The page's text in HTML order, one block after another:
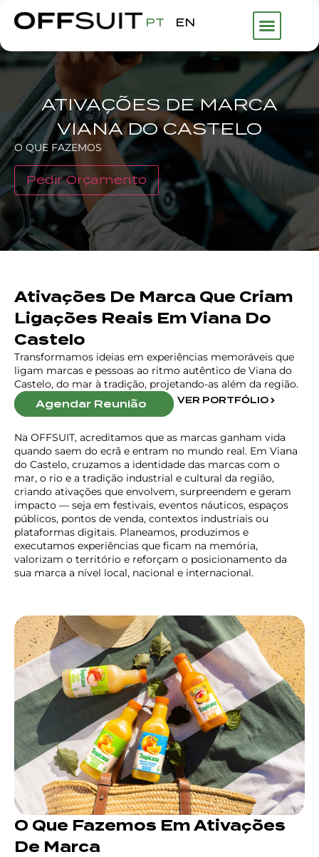
PT EN
ATIVAÇÕES DE MARCA
VIANA DO CASTELO
O QUE FAZEMOS
Pedir Orçamento
Ativações De Marca Que Criam
Ligações Reais Em Viana Do
Castelo
Transformamos ideias em experiências memoráveis que
ligam marcas e pessoas ao ritmo autêntico de Viana do
Castelo, do mar à tradição, projetando-as além da região.
Agendar Reunião VER PORTFÓLIO
Na OFFSUIT, acreditamos que as marcas ganham vida
quando saem do ecrã e entram no mundo real. Em Viana
do Castelo, cruzamos a identidade das marcas com o
mar, o rio e a tradição industrial e cultural da região,
criando ativações que envolvem, surpreendem e geram
impacto — seja em festivais, eventos náuticos, espaços
públicos, pontos de venda, contextos industriais ou
plataformas digitais. Planeamos, produzimos e
executamos experiências que ficam na memória,
valorizam o território e reforçam o posicionamento da
sua marca a nível local, nacional e internacional.
O Que Fazemos Em Ativações
De Marca